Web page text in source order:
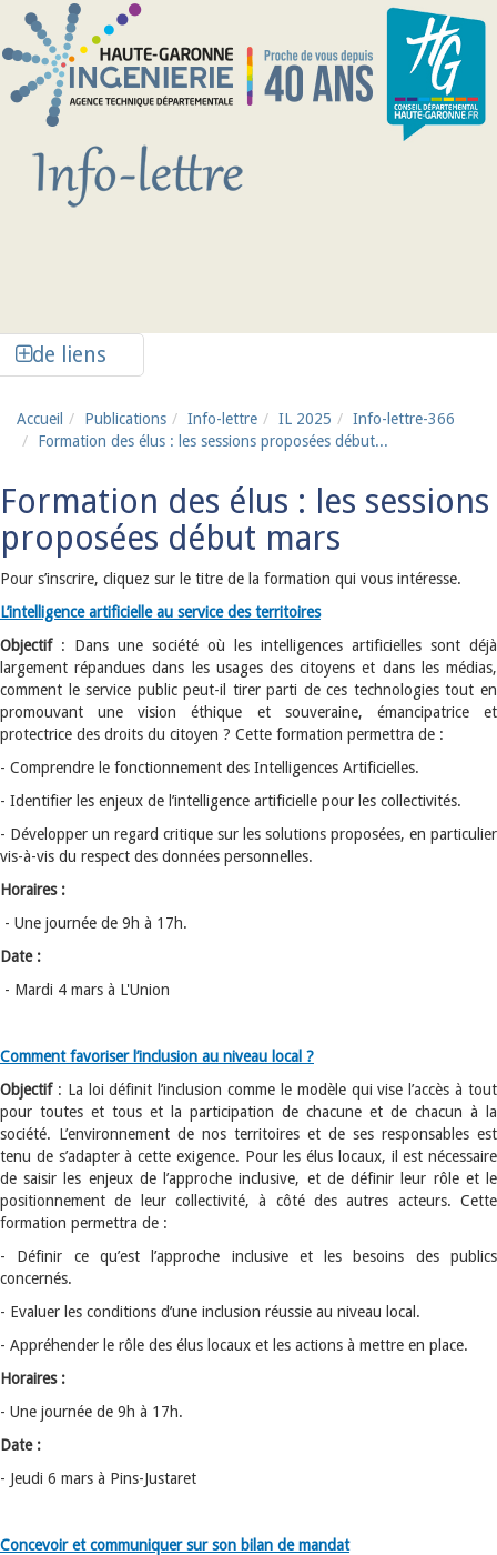
Aller au contenu principal
de liens
Accueil Publications Info-lettre IL 2025
Info-lettre-366
Formation des élus : les sessions proposées début...
Formation des élus : les sessions
proposées début mars
Pour s’inscrire, cliquez sur le titre de la formation qui vous intéresse.
L’intelligence artificielle au service des territoires
Objectif: Dans une société où les intelligences artificielles sont déjà
largement répandues dans les usages des citoyens et dans les médias,
comment le service public peut-il tirer parti de ces technologies tout en
promouvant une vision éthique et souveraine, émancipatrice et
protectrice des droits du citoyen ? Cette formation permettra de :
- Comprendre le fonctionnement des Intelligences Artificielles.
- Identifier les enjeux de l’intelligence artificielle pour les collectivités.
- Développer un regard critique sur les solutions proposées, en particulier
vis-à-vis du respect des données personnelles.
Horaires :
- Une journée de 9h à 17h.
Date :
- Mardi 4 mars à L'Union
Comment favoriser l’inclusion au niveau local ?
Objectif: La loi définit l’inclusion comme le modèle qui vise l’accès à tout
pour toutes et tous et la participation de chacune et de chacun à la
société. L’environnement de nos territoires et de ses responsables est
tenu de s’adapter à cette exigence. Pour les élus locaux, il est nécessaire
de saisir les enjeux de l’approche inclusive, et de définir leur rôle et le
positionnement de leur collectivité, à côté des autres acteurs. Cette
formation permettra de :
- Définir ce qu’est l’approche inclusive et les besoins des publics
concernés.
- Evaluer les conditions d’une inclusion réussie au niveau local.
- Appréhender le rôle des élus locaux et les actions à mettre en place.
Horaires :
- Une journée de 9h à 17h.
Date :
- Jeudi 6 mars à Pins-Justaret
Concevoir et communiquer sur son bilan de mandat